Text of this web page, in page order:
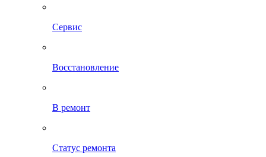
Сервис
Восстановление
В ремонт
Статус ремонта